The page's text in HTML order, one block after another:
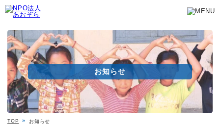
お知らせ
TOP お知らせ